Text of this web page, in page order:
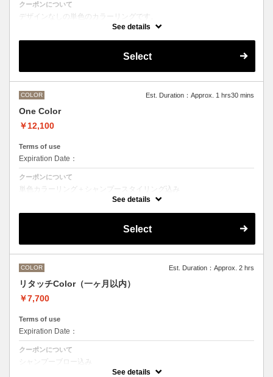
クーポンについて
デザインなしの単色のカラーリングです。
●マイクロバブルシャンプー込み
トリートメントは髪質の合わせてご提案させていただいておりますの
●髪の長さにより別途ロング料金を頂戴いたします。
●ハイライト、ブリーチ、ポイントカラーなどデザインカラーをご希望
の場合、別メニューを追加でお選びください。
See details
Select
COLOR Est. Duration：Approx. 1 hrs30 mins
One Color
￥12,100
Terms of use
Expiration Date：
クーポンについて
単色カラーリング＋シャンプースタイリング込み
M ¥＋1100 L¥＋1650 LL¥＋2200
の方は別のメニューをお選びください。
See details
Select
COLOR Est. Duration：Approx. 2 hrs
リタッチColor（一ヶ月以内）
￥7,700
Terms of use
Expiration Date：
クーポンについて
シャンプーブロー込み
ワンカラー（おしゃれ染め、白髪染め）の一ヶ月以内のリタッチメニュ
See details